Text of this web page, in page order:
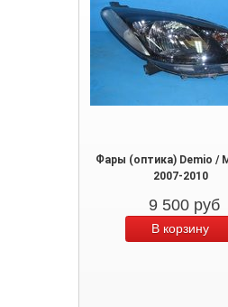
Фары (оптика) Demio /
2007-2010
9 500 руб